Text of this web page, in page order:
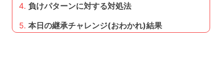
負けパターンに対する対処法
本日の継承チャレンジ(おわかれ)結果